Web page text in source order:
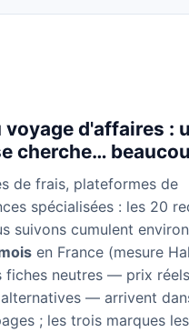
d'affaires :
cherche…
de frais, plateformes de
spécialisées : les 20
suivons cumulent environ
en France (mesure
fiches neutres — prix
— arrivent
; les trois marques